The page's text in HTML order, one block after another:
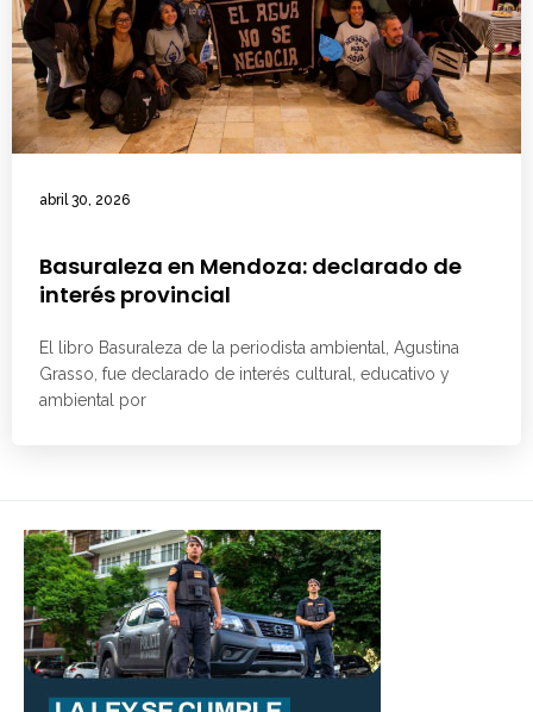
abril 30, 2026
Basuraleza en Mendoza: declarado de
interés provincial
El libro Basuraleza de la periodista ambiental, Agustina
Grasso, fue declarado de interés cultural, educativo y
ambiental por